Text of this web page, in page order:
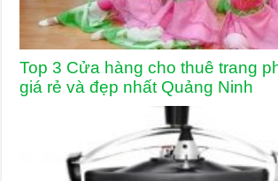
Top 3 Cửa hàng cho thuê trang
giá rẻ và đẹp nhất Quảng Ninh